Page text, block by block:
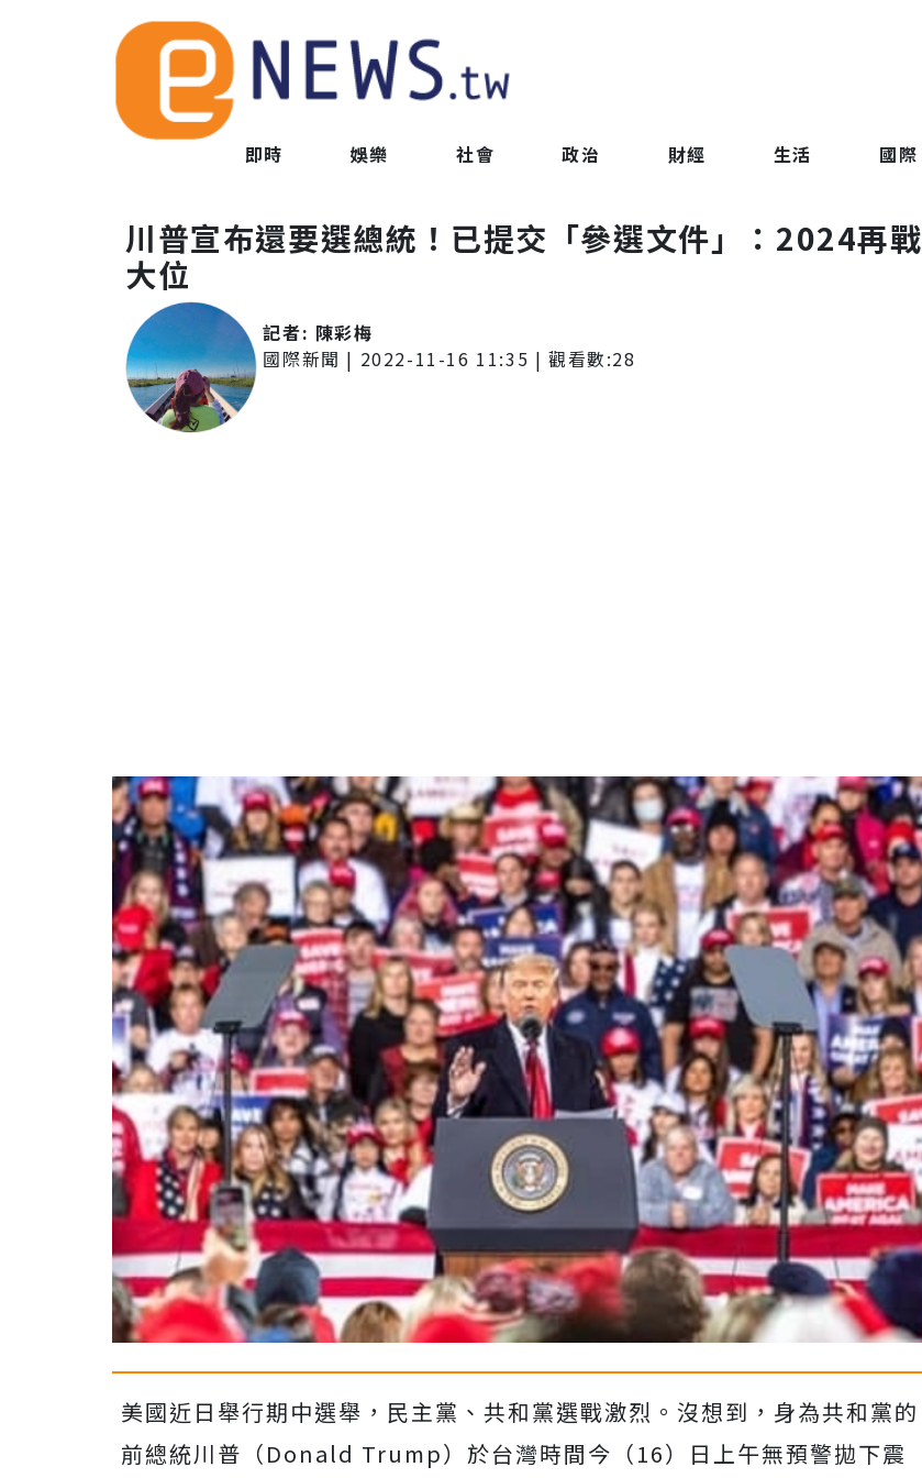
即時 娛樂 社會 政治 財經 生活 國際
川普宣布還要選總統！已提交「參選文件」：2024再戰
大位
記者: 陳彩梅
國際新聞 | 2022-11-16 11:35 | 觀看數:28
美國近日舉行期中選舉，民主黨、共和黨選戰激烈。沒想到，身為共和黨的
前總統川普（Donald Trump）於台灣時間今（16）日上午無預警拋下震